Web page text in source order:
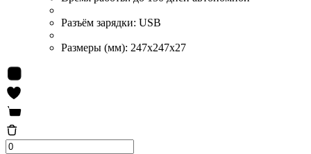
Разъём зарядки: USB
Размеры (мм): 247x247x27